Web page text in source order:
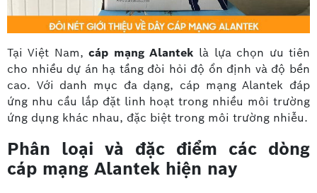
Tại Việt Nam,cáp mạng Alantek là lựa chọn ưu tiên
cho nhiều dự án hạ tầng đòi hỏi độ ổn định và độ bền
cao. Với danh mục đa dạng, cáp mạng Alantek đáp
ứng nhu cầu lắp đặt linh hoạt trong nhiều môi trường
ứng dụng khác nhau, đặc biệt trong môi trường nhiễu.
Phân loại và đặc điểm các dòng
cáp mạng Alantek hiện nay